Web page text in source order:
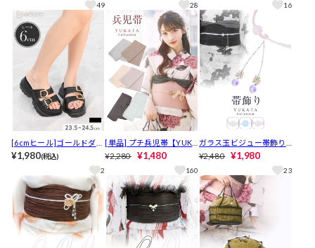
49 28 16
[6cmヒール]ゴールドダブ
ルバックル厚底サンダル
【2026年新作/YUKATA by
dazzy】
¥1,980(税込)
2
[単品] プチ兵児帯【YUKA
TA by dazzy 2026】
¥2,280 ¥1,480
160
ガラス玉ビジュー帯飾り
【2026年新作/YUKATA by
¥2,480 ¥1,980
23